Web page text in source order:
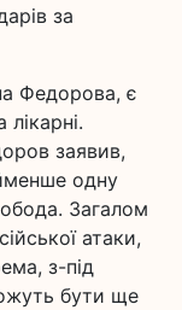
за
Федорова, є
заявив,
одну
Загалом
атаки,
з-під
бути ще